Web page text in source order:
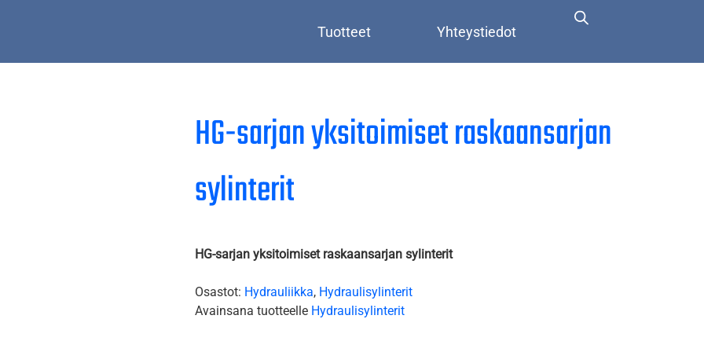
Tuotteet Yhteystiedot
HG-sarjan yksitoimiset raskaansarjan
sylinterit
HG-sarjan yksitoimiset raskaansarjan sylinterit
Osastot: Hydrauliikka, Hydraulisylinterit
Avainsana tuotteelle Hydraulisylinterit